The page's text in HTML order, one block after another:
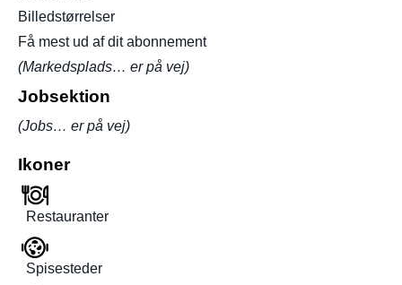
Billedstørrelser
Få mest ud af dit abonnement
(Markedsplads… er på vej)
Jobsektion
(Jobs… er på vej)
Ikoner
Restauranter
Spisesteder